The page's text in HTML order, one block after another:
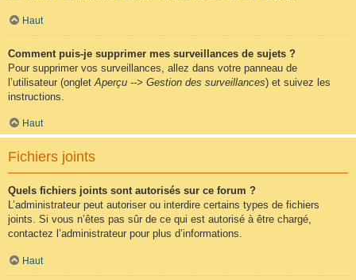
Haut
Comment puis-je supprimer mes surveillances de sujets ?
Pour supprimer vos surveillances, allez dans votre panneau de
l’utilisateur (onglet Aperçu --> Gestion des surveillances) et suivez les
instructions.
Haut
Fichiers joints
Quels fichiers joints sont autorisés sur ce forum ?
L’administrateur peut autoriser ou interdire certains types de fichiers
joints. Si vous n’êtes pas sûr de ce qui est autorisé à être chargé,
contactez l’administrateur pour plus d’informations.
Haut